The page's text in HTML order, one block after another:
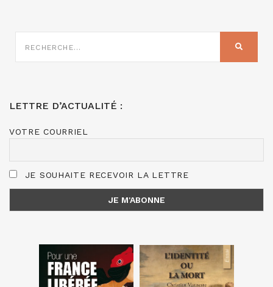
RECHERCHE
SUR
LETTRE D’ACTUALITÉ :
VOTRE COURRIEL
JE SOUHAITE RECEVOIR LA LETTRE